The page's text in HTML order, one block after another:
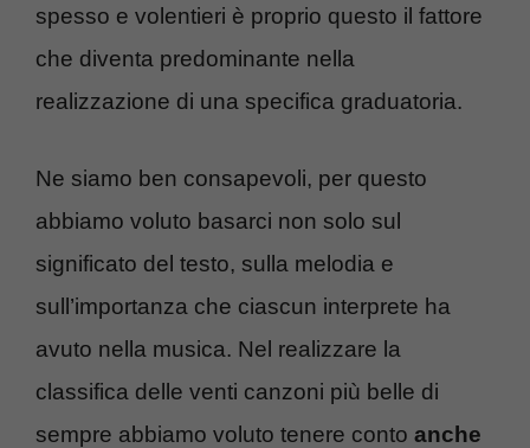
spesso e volentieri è proprio questo il fattore
che diventa predominante nella
realizzazione di una specifica graduatoria.
Ne siamo ben consapevoli, per questo
abbiamo voluto basarci non solo sul
significato del testo, sulla melodia e
sull’importanza che ciascun interprete ha
avuto nella musica. Nel realizzare la
classifica delle venti canzoni più belle di
sempre abbiamo voluto tenere conto anche